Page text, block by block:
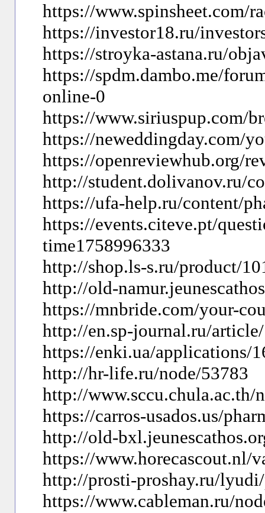
https://www.spinsheet.com/
https://investor18.ru/
https://stroyka-astana.ru/
https://spdm.dambo.me/
online-0
https://www.siriuspup.com/
https://neweddingday.com/
https://openreviewhub.org/
http://student.dolivanov.ru/
https://ufa-help.ru/content/
https://events.citeve.pt/
time1758996333
http://shop.ls-s.ru/product/
http://old-
https://mnbride.com/your-
http://en.sp-journal.ru/
https://enki.ua/applications/
http://hr-life.ru/node/53783
http://www.sccu.chula.ac.th/
https://carros-usados.us/
http://old-
https://www.horecascout.nl/
http://prosti-proshay.ru/
https://www.cableman.ru/